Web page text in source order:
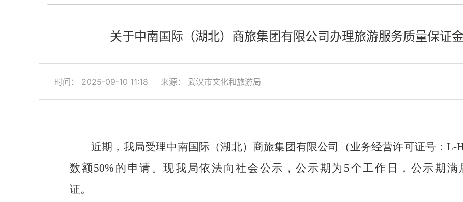
关于中南国际（湖北）商旅集团有限公司办理旅游服务质量保证
时间： 2025-09-10 11:18 来源： 武汉市文化和旅游局
近期，我局受理中南国际（湖北）商旅集团有限公司 （业务经营许可证号：L-
数额50% 的申请。现我局依法向社会公示，公示期为 5个工作日，公示期
证。